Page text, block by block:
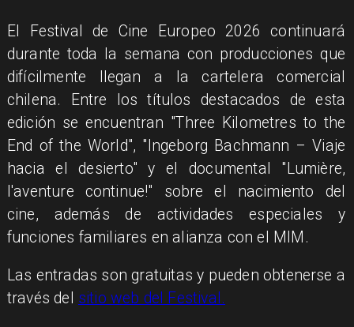
El Festival de Cine Europeo 2026 continuará
durante toda la semana con producciones que
difícilmente llegan a la cartelera comercial
chilena. Entre los títulos destacados de esta
edición se encuentran "Three Kilometres to the
End of the World", "Ingeborg Bachmann – Viaje
hacia el desierto" y el documental "Lumière,
l'aventure continue!" sobre el nacimiento del
cine, además de actividades especiales y
funciones familiares en alianza con el MIM.
Las entradas son gratuitas y pueden obtenerse a
través del sitio web del Festival.